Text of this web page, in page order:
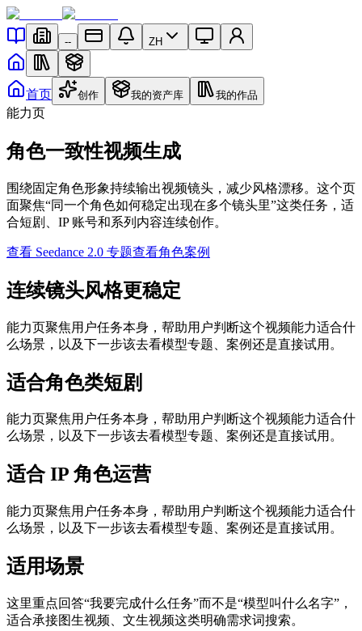
-- ZH
首页 创作 我的资产库 我的作品
能力页
角色一致性视频生成
围绕固定角色形象持续输出视频镜头，减少风格漂移。这个页
面聚焦“同一个角色如何稳定出现在多个镜头里”这类任务，适
合短剧、IP 账号和系列内容连续创作。
查看 Seedance 2.0 专题查看角色案例
连续镜头风格更稳定
能力页聚焦用户任务本身，帮助用户判断这个视频能力适合什
么场景，以及下一步该去看模型专题、案例还是直接试用。
适合角色类短剧
能力页聚焦用户任务本身，帮助用户判断这个视频能力适合什
么场景，以及下一步该去看模型专题、案例还是直接试用。
适合 IP 角色运营
能力页聚焦用户任务本身，帮助用户判断这个视频能力适合什
么场景，以及下一步该去看模型专题、案例还是直接试用。
适用场景
这里重点回答“我要完成什么任务”而不是“模型叫什么名字”，
适合承接图生视频、文生视频这类明确需求词搜索。